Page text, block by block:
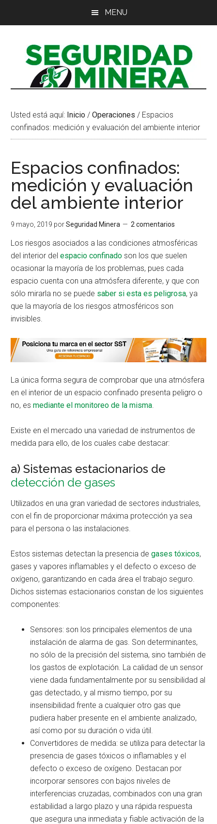
principal
MENU
Usted está aquí: Inicio / Operaciones / Espacios
confinados: medición y evaluación del ambiente interior
Espacios confinados:
medición y evaluación
del ambiente interior
9 mayo, 2019 porSeguridad Minera 2 comentarios
Los riesgos asociados a las condiciones atmosféricas
del interior delespacio confinado son los que suelen
ocasionar la mayoría de los problemas, pues cada
espacio cuenta con una atmósfera diferente, y que con
sólo mirarla no se puede saber si esta es peligrosa, ya
que la mayoría de los riesgos atmosféricos son
invisibles.
La única forma segura de comprobar que una atmósfera
en el interior de un espacio confinado presenta peligro o
no, esmediante el monitoreo de la misma.
Existe en el mercado una variedad de instrumentos de
medida para ello, de los cuales cabe destacar:
a) Sistemas estacionarios de
detección de gases
Utilizados en una gran variedad de sectores industriales,
con el fin de proporcionar máxima protección ya sea
para el persona o las instalaciones.
Estos sistemas detectan la presencia degases tóxicos,
gases y vapores inflamables y el defecto o exceso de
oxígeno, garantizando en cada área el trabajo seguro.
Dichos sistemas estacionarios constan de los siguientes
componentes:
Sensores: son los principales elementos de una
instalación de alarma de gas. Son determinantes,
no sólo de la precisión del sistema, sino también de
los gastos de explotación. La calidad de un sensor
viene dada fundamentalmente por su sensibilidad al
gas detectado, y al mismo tiempo, por su
insensibilidad frente a cualquier otro gas que
pudiera haber presente en el ambiente analizado,
así como por su duración o vida útil.
Convertidores de medida: se utiliza para detectar la
presencia de gases tóxicos o inflamables y el
defecto o exceso de oxígeno. Destacan por
incorporar sensores con bajos niveles de
interferencias cruzadas, combinados con una gran
estabilidad a largo plazo y una rápida respuesta
que asegura una inmediata y fiable activación de la